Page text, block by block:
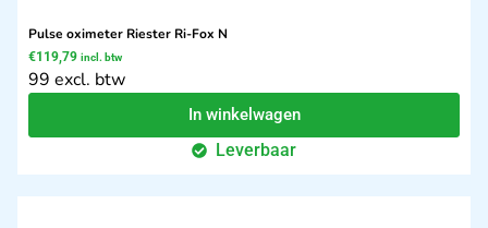
Pulse oximeter Riester Ri-Fox N
€119,79 incl. btw
99 excl. btw
In winkelwagen
Leverbaar